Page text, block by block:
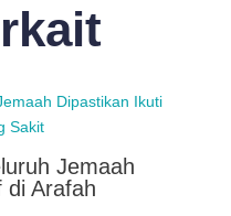
Jemaah
di Arafah